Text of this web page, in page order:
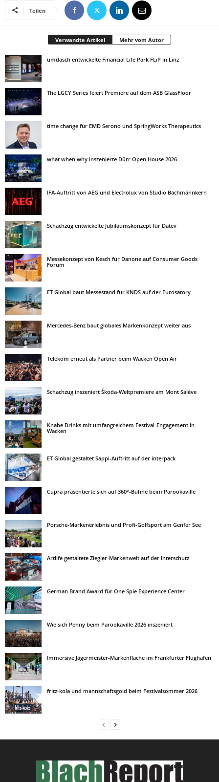
Teilen
Verwandte Artikel Mehr vom Autor
umdasch entwickelte Financial Life Park FLiP in Linz
The LGCY Series feiert Premiere auf dem ASB GlassFloor
time change für EMD Serono und SpringWorks Therapeutics
what when why inszenierte Dürr Open House 2026
IFA-Auftritt von AEG und Electrolux von Studio Bachmannkern
Schachzug entwickelte Jubiläumskonzept für Datev
Messekonzept von Kesch für Danone auf Consumer Goods
Forum
ET Global baut Messestand für KNDS auf der Eurosatory
Mercedes-Benz baut globales Markenkonzept weiter aus
Telekom erneut als Partner beim Wacken Open Air
Schachzug inszeniert Škoda-Weltpremiere am Mont Salève
Knabe Drinks mit umfangreichem Festival-Engagement in
Wacken
ET Global gestaltet Sappi-Auftritt auf der interpack
Cupra präsentierte sich auf 360°-Bühne beim Parookaville
Porsche-Markenerlebnis und Profi-Golfsport am Genfer See
Artlife gestaltete Ziegler-Markenwelt auf der Interschutz
German Brand Award für One Spie Experience Center
Wie sich Penny beim Parookaville 2026 inszeniert
Immersive Jägermeister-Markenfläche im Frankfurter Flughafen
fritz-kola und mannschaftsgold beim Festivalsommer 2026